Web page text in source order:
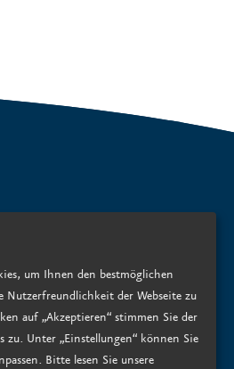
um Ihnen den bestmöglichen
Nutzerfreundlichkeit der Webseite zu
auf „Akzeptieren“ stimmen Sie der
zu. Unter „Einstellungen“ können Sie
Bitte lesen Sie unsere
SUBSCRIBE
Data privacy